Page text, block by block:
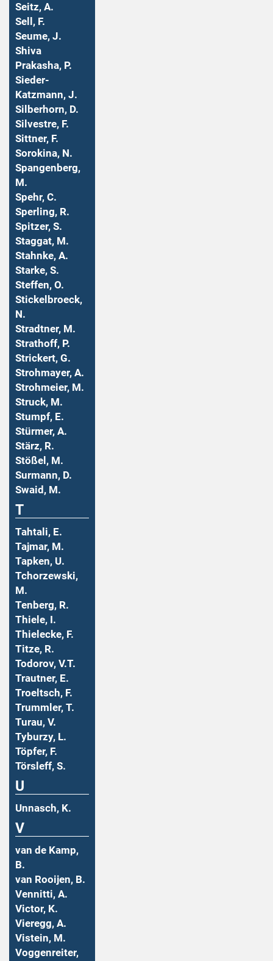
Seitz, A.
Sell, F.
Seume, J.
Shiva
Prakasha, P.
Sieder-
Katzmann, J.
Silberhorn, D.
Silvestre, F.
Sittner, F.
Sorokina, N.
Spangenberg,
M.
Spehr, C.
Sperling, R.
Spitzer, S.
Staggat, M.
Stahnke, A.
Starke, S.
Steffen, O.
Stickelbroeck,
N.
Stradtner, M.
Strathoff, P.
Strickert, G.
Strohmayer, A.
Strohmeier, M.
Struck, M.
Stumpf, E.
Stürmer, A.
Stärz, R.
Stößel, M.
Surmann, D.
Swaid, M.
T
Tahtali, E.
Tajmar, M.
Tapken, U.
Tchorzewski,
M.
Tenberg, R.
Thiele, I.
Thielecke, F.
Titze, R.
Todorov, V.T.
Trautner, E.
Troeltsch, F.
Trummler, T.
Turau, V.
Tyburzy, L.
Töpfer, F.
Törsleff, S.
U
Unnasch, K.
V
van de Kamp,
B.
van Rooijen, B.
Vennitti, A.
Victor, K.
Vieregg, A.
Vistein, M.
Voggenreiter,